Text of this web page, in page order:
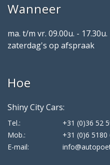
Wanneer
ma. t/m vr. 09.00u. - 17.30u.
zaterdag's op afspraak
Hoe
Shiny City Cars:
Tel.:
+31 (0)36 52
Mob.:
+31 (0)6 5180
E-mail: